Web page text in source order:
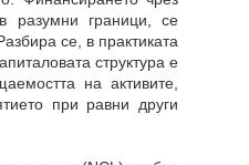
разумни граници, се
се, в практиката
структура е
на активите,
при равни други